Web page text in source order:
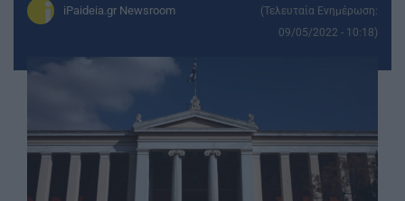
iPaideia.gr Newsroom
(Τελευταία Ενημέρωση:
09/05/2022 - 10:18)